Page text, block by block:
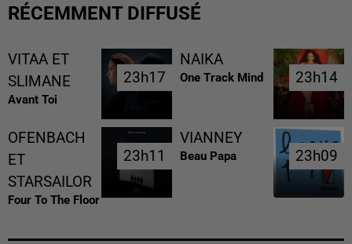
RÉCEMMENT DIFFUSÉ
VITAA ET
SLIMANE
Avant Toi
23h17
23h17
NAIKA
One Track Mind 23h14
23h14
OFENBACH
ET
STARSAILOR
Four To The Floor
23h11
23h11
VIANNEY
Beau Papa 23h09
23h09